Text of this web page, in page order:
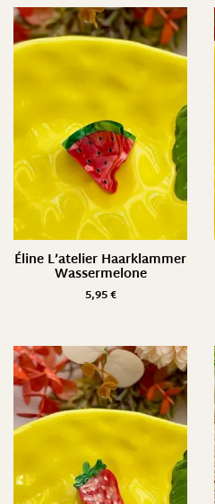
Éline L’atelier Haarklammer
Wassermelone
5,95€